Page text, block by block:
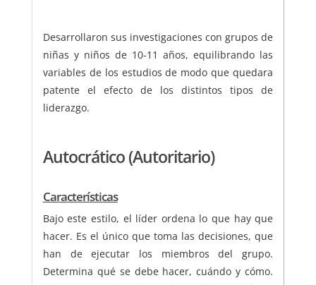
Desarrollaron sus investigaciones con grupos de
niñas y niños de 10-11 años, equilibrando las
variables de los estudios de modo que quedara
patente el efecto de los distintos tipos de
liderazgo.
Autocrático (Autoritario)
Características
Bajo este estilo, el líder ordena lo que hay que
hacer. Es el único que toma las decisiones, que
han de ejecutar los miembros del grupo.
Determina qué se debe hacer, cuándo y cómo.